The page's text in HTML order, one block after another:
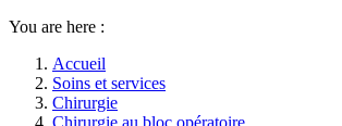
You are here :
Accueil
Soins et services
Chirurgie
Chirurgie au bloc opératoire